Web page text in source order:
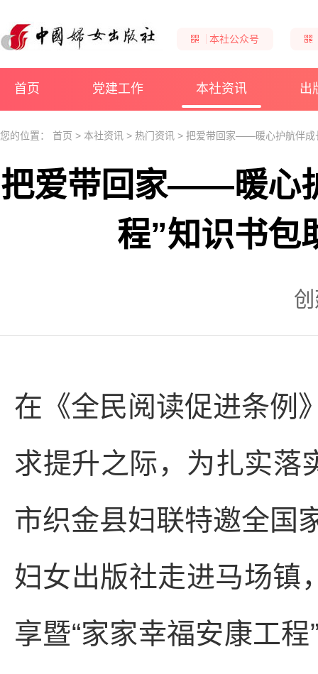
本社公众号
首页 党建工作 本社资讯 出
您的位置： 首页 > 本社资讯 > 热门资讯 > 把爱带回家——暖心护航伴成
把爱带回家——暖心
程”知识书包
在《全民阅读促进条例
求提升之际，为扎实落
市织金县妇联特邀全国
妇女出版社走进马场镇
享暨“家家幸福安康工